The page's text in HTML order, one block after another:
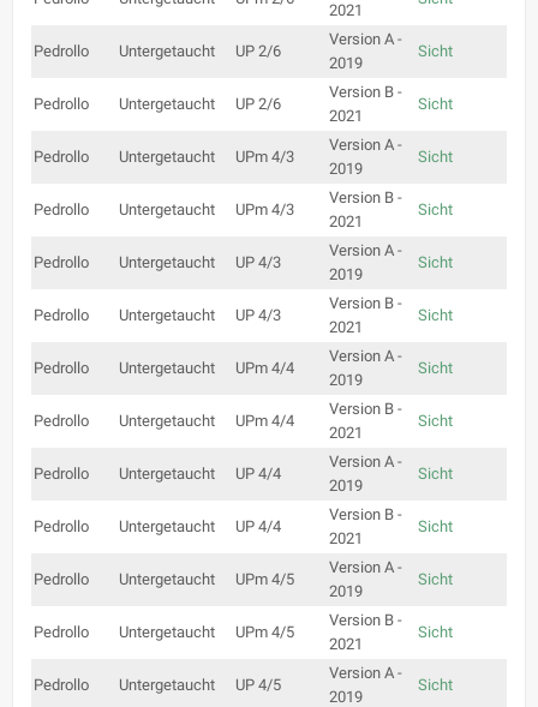
2021
Pedrollo Untergetaucht UP 2/6
Version A -
2019
Sicht
Pedrollo Untergetaucht UP 2/6
Version B -
2021
Sicht
Pedrollo Untergetaucht UPm 4/3
Version A -
2019
Sicht
Pedrollo Untergetaucht UPm 4/3
Version B -
2021
Sicht
Pedrollo Untergetaucht UP 4/3
Version A -
2019
Sicht
Pedrollo Untergetaucht UP 4/3
Version B -
2021
Sicht
Pedrollo Untergetaucht UPm 4/4
Version A -
2019
Sicht
Pedrollo Untergetaucht UPm 4/4
Version B -
2021
Sicht
Pedrollo Untergetaucht UP 4/4
Version A -
2019
Sicht
Pedrollo Untergetaucht UP 4/4
Version B -
2021
Sicht
Pedrollo Untergetaucht UPm 4/5
Version A -
2019
Sicht
Pedrollo Untergetaucht UPm 4/5
Version B -
2021
Sicht
Pedrollo Untergetaucht UP 4/5
Version A -
2019
Sicht